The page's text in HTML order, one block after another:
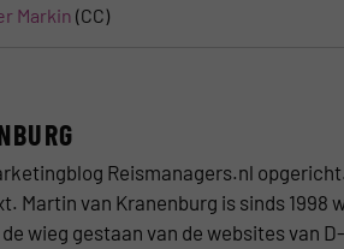
Markin (CC)
Reismanagers.nl
Martin van Kranenburg is sinds 1998
wieg gestaan van de websites van